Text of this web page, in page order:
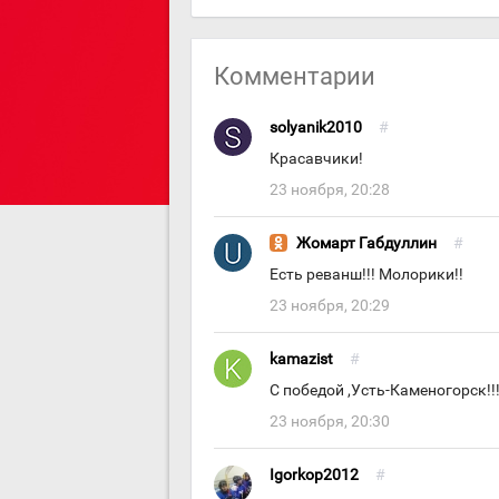
Комментарии
solyanik2010 #
Красавчики!
23 ноября, 20:28
Жомарт Габдуллин #
Есть реванш!!! Молорики!!
23 ноября, 20:29
kamazist #
С победой ,Усть-Каменогорск!!!
23 ноября, 20:30
Igorkop2012 #